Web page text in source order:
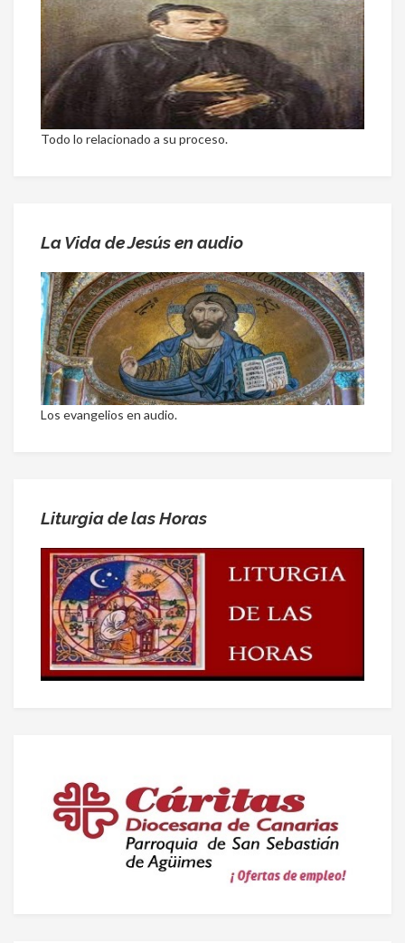
Todo lo relacionado a su proceso.
La Vida de Jesús en audio
Los evangelios en audio.
Liturgia de las Horas